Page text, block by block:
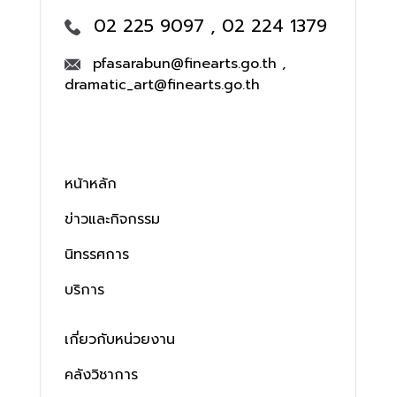
02 225 9097 , 02 224 1379
pfasarabun@finearts.go.th ,
dramatic_art@finearts.go.th
หน้าหลัก
ข่าวและกิจกรรม
นิทรรศการ
บริการ
เกี่ยวกับหน่วยงาน
คลังวิชาการ